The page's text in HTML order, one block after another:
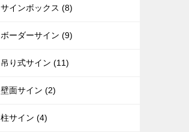
サインボックス (8)
ボーダーサイン (9)
吊り式サイン (11)
壁面サイン (2)
柱サイン (4)